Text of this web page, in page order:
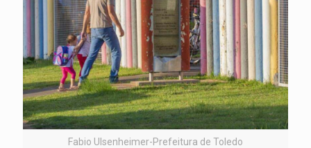
Fabio Ulsenheimer-Prefeitura de Toledo